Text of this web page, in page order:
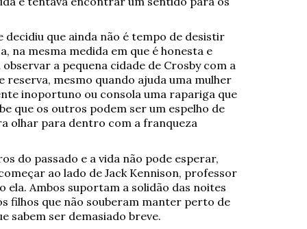
decidiu que ainda não é tempo de desistir
na mesma medida em que é honesta e
a pequena cidade de Crosby com a
reserva, mesmo quando ajuda uma mulher
inoportuno ou consola uma rapariga que
que os outros podem ser um espelho de
olhar para dentro com a franqueza
do passado e a vida não pode esperar,
ao lado de Jack Kennison, professor
Ambos suportam a solidão das noites
filhos que não souberam manter perto de
sabem ser demasiado breve.